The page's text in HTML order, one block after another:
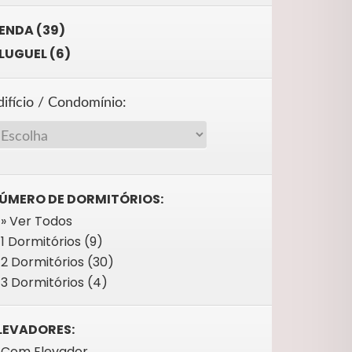
(39)
(6)
/ Condomínio:
DE DORMITÓRIOS:
» Ver Todos
1 Dormitórios (9)
2 Dormitórios (30)
3 Dormitórios (4)